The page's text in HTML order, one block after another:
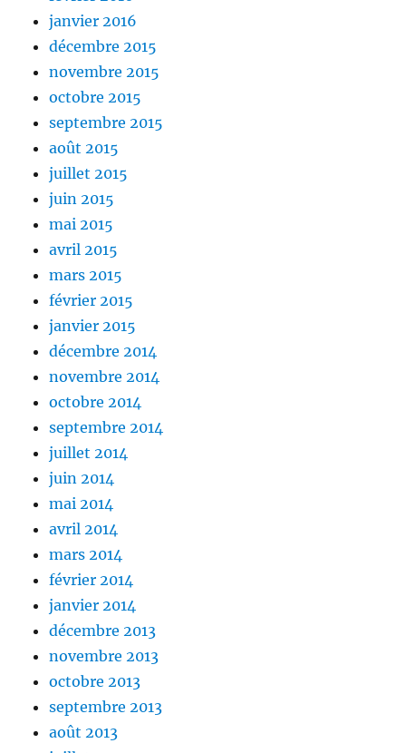
janvier 2016
décembre 2015
novembre 2015
octobre 2015
septembre 2015
août 2015
juillet 2015
juin 2015
mai 2015
avril 2015
mars 2015
février 2015
janvier 2015
décembre 2014
novembre 2014
octobre 2014
septembre 2014
juillet 2014
juin 2014
mai 2014
avril 2014
mars 2014
février 2014
janvier 2014
décembre 2013
novembre 2013
octobre 2013
septembre 2013
août 2013